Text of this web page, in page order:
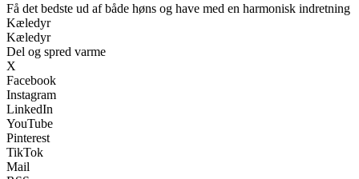
Få det bedste ud af både høns og have med en harmonisk indretning
Kæledyr
Kæledyr
Del og spred varme
X
Facebook
Instagram
LinkedIn
YouTube
Pinterest
TikTok
Mail